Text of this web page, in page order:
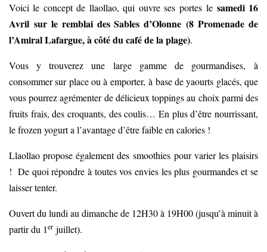
Voici le concept de llaollao, qui ouvre ses portes le samedi 16
Avril sur le remblai des Sables d’Olonne(8 Promenade de
l’Amiral Lafargue, à côté du café de la plage).
Vous y trouverez une large gamme de gourmandises, à
consommer sur place ou à emporter, à base de yaourts glacés, que
vous pourrez agrémenter de délicieux toppings au choix parmi des
fruits frais, des croquants, des coulis… En plus d’être nourrissant,
le frozen yogurt a l’avantage d’être faible en calories !
Llaollao propose également des smoothies pour varier les plaisirs
! De quoi répondre à toutes vos envies les plus gourmandes et se
laisser tenter.
Ouvert du lundi au dimanche de 12H30 à 19H00 (jusqu’à minuit à
partir du 1er juillet).